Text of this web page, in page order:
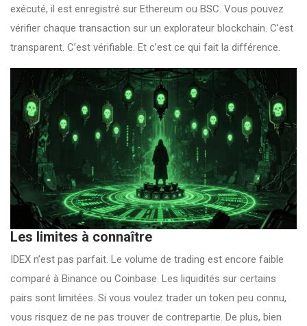
exécuté, il est enregistré sur Ethereum ou BSC. Vous pouvez
vérifier chaque transaction sur un explorateur blockchain. C’est
transparent. C’est vérifiable. Et c’est ce qui fait la différence.
Les limites à connaître
IDEX n’est pas parfait. Le volume de trading est encore faible
comparé à Binance ou Coinbase. Les liquidités sur certains
pairs sont limitées. Si vous voulez trader un token peu connu,
vous risquez de ne pas trouver de contrepartie. De plus, bien